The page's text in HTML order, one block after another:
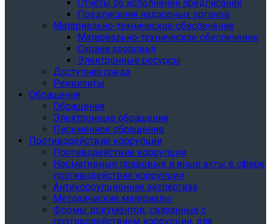
Отчеты об исполнении предписаний
Предписания надзорных органов
Материально-техническое обеспечение
Материально-техническое обеспечение
Охрана здоровья
Электронные ресурсы
Доступная среда
Реквизиты
Обращения
Обращения
Электронные обращения
Письменное обращение
Противодействие коррупции
Противодействие коррупции
Нормативные правовые и иные акты в сфере
противодействия коррупции
Антикоррупционная экспертиза
Методические материалы
Формы документов, связанные с
противодействием коррупции, для